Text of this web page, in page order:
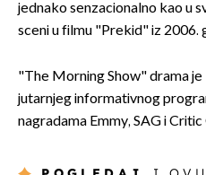
jednako senzacionalno kao u
sceni u filmu "Prekid" iz 2006.
"The Morning Show" drama
jutarnjeg informativnog
nagradama Emmy, SAG i Critic